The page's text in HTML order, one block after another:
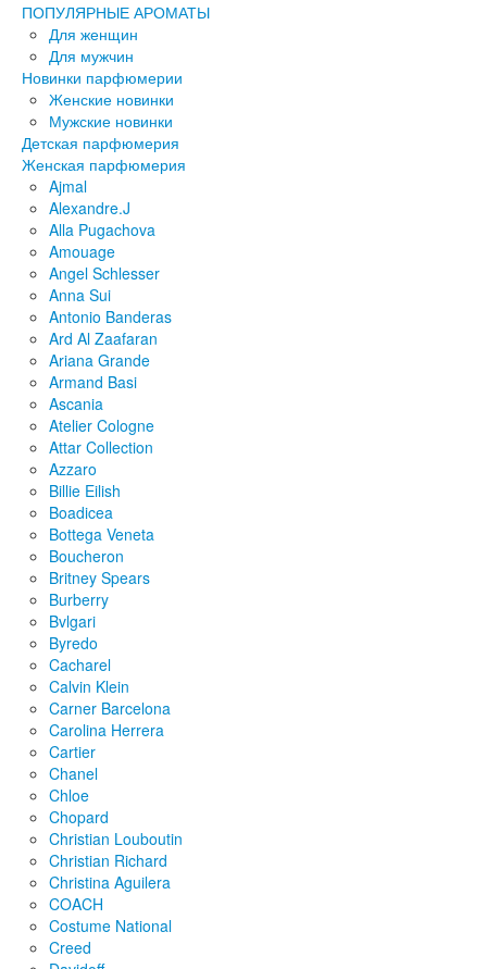
ПОПУЛЯРНЫЕ АРОМАТЫ
Для женщин
Для мужчин
Новинки парфюмерии
Женские новинки
Мужские новинки
Детская парфюмерия
Женская парфюмерия
Ajmal
Alexandre.J
Alla Pugachova
Amouage
Angel Schlesser
Anna Sui
Antonio Banderas
Ard Al Zaafaran
Ariana Grande
Armand Basi
Ascania
Atelier Cologne
Attar Collection
Azzaro
Billie Eilish
Boadicea
Bottega Veneta
Boucheron
Britney Spears
Burberry
Bvlgari
Byredo
Cacharel
Calvin Klein
Carner Barcelona
Carolina Herrera
Cartier
Chanel
Chloe
Chopard
Christian Louboutin
Christian Richard
Christina Aguilera
COACH
Costume National
Creed